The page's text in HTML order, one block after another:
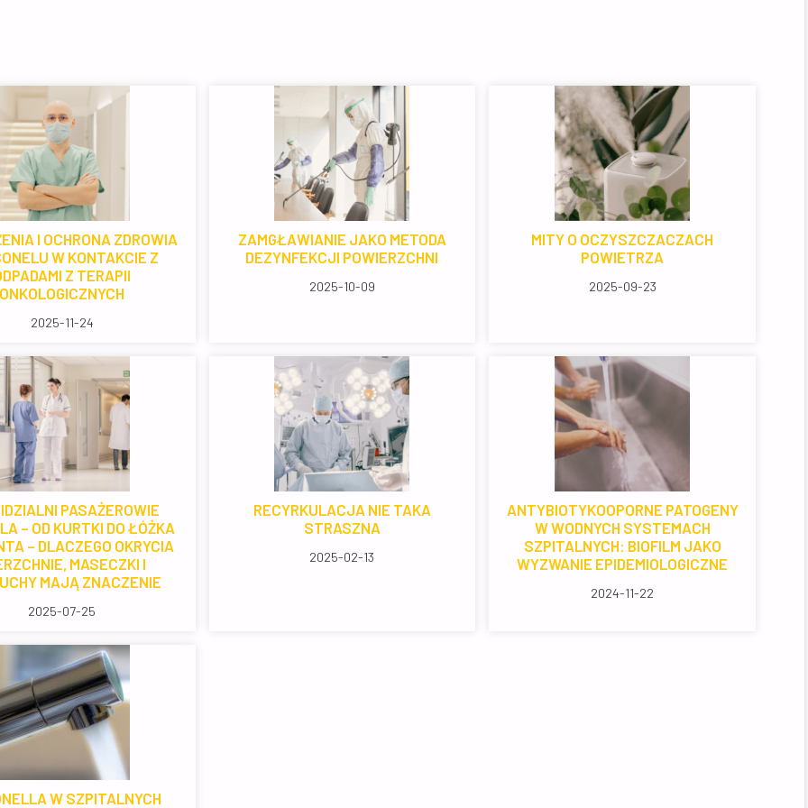
I OCHRONA ZDROWIA
W KONTAKCIE Z
Z TERAPII
ONKOLOGICZNYCH
2025-11-24
ZAMGŁAWIANIE JAKO METODA
DEZYNFEKCJI POWIERZCHNI
2025-10-09
MITY O OCZYSZCZACZACH
POWIETRZA
2025-09-23
PASAŻEROWIE
– OD KURTKI DO ŁÓŻKA
– DLACZEGO OKRYCIA
MASECZKI I
MAJĄ ZNACZENIE
2025-07-25
RECYRKULACJA NIE TAKA
STRASZNA
2025-02-13
ANTYBIOTYKOOPORNE PATOGENY
W WODNYCH SYSTEMACH
SZPITALNYCH: BIOFILM JAKO
WYZWANIE EPIDEMIOLOGICZNE
2024-11-22
W SZPITALNYCH